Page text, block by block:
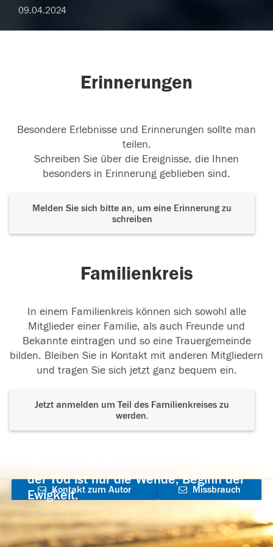
09.04.2024
Erinnerungen
Besondere Erlebnisse und Erinnerungen sollte man
teilen.
Schreiben Sie über die Ereignisse, die Ihnen
besonders in Erinnerung geblieben sind.
Melden Sie sich bitte an, um eine Erinnerung zu
schreiben
Familienkreis
In einem Familienkreis können sich sowohl alle
Mitglieder einer Familie, als auch Freunde und
Bekannte eintragen und so eine Trauergemeinde
bilden. Bleiben Sie in Kontakt mit anderen Mitgliedern
und tragen Sie sich jetzt ganz bequem ein.
Jetzt anmelden um Teil des Familienkreises zu
werden.
der Tod ist nur die Wende, Beginn der
Ewigkeit.
Kontakt zum Autor
aufnehmen
Missbrauch